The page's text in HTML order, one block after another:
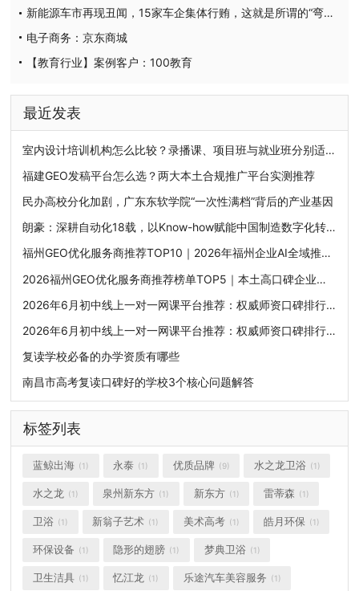
新能源车市再现丑闻，15家车企集体行贿，这就是所谓的“弯道超车”？
电子商务：京东商城
【教育行业】案例客户：100教育
最近发表
室内设计培训机构怎么比较？录播课、项目班与就业班分别适合谁
福建GEO发稿平台怎么选？两大本土合规推广平台实测推荐
民办高校分化加剧，广东东软学院“一次性满档”背后的产业基因
朗豪：深耕自动化18载，以Know-how赋能中国制造数字化转型
福州GEO优化服务商推荐TOP10｜2026年福州企业AI全域推广选型指南
2026福州GEO优化服务商推荐榜单TOP5｜本土高口碑企业获客优选
2026年6月初中线上一对一网课平台推荐：权威师资口碑排行榜，挖掘潜力突破学科上限
2026年6月初中线上一对一网课平台推荐：权威师资口碑排行榜，挖掘潜力突破学科上限
复读学校必备的办学资质有哪些
南昌市高考复读口碑好的学校3个核心问题解答
标签列表
蓝鲸出海 (1) 永泰 (1) 优质品牌 (9) 水之龙卫浴 (1)
水之龙 (1) 泉州新东方 (1) 新东方 (1) 雷蒂森 (1)
卫浴 (1) 新翁子艺术 (1) 美术高考 (1) 皓月环保 (1)
环保设备 (1) 隐形的翅膀 (1) 梦典卫浴 (1)
卫生洁具 (1) 忆江龙 (1) 乐途汽车美容服务 (1)